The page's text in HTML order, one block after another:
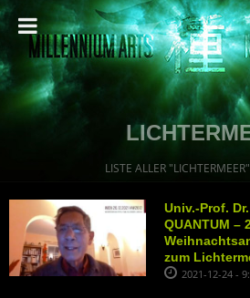
LISTE ALLER
Univ.-Prof.
QUANTUM –
zum
2021-12-24 -